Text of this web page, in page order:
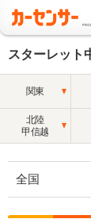
スターレット
関東
北陸
甲信越
全国